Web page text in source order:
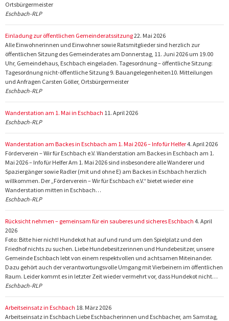
Ortsbürgermeister
Eschbach-RLP
Einladung zur öffentlichen Gemeinderatssitzung22. Mai 2026
Alle Einwohnerinnen und Einwohner sowie Ratsmitglieder sind herzlich zur
öffentlichen Sitzung des Gemeinderates am Donnerstag, 11. Juni 2026 um 19.00
Uhr, Gemeindehaus, Eschbach eingeladen. Tagesordnung – öffentliche Sitzung:
Tagesordnung nicht-öffentliche Sitzung 9. Bauangelegenheiten10. Mitteilungen
und Anfragen Carsten Göller, Ortsbürgermeister
Eschbach-RLP
Wanderstation am 1. Mai in Eschbach 11. April 2026
Eschbach-RLP
Wanderstation am Backes in Eschbach am 1. Mai 2026 – Info für Helfer4. April 2026
Förderverein – Wir für Eschbach e.V. Wanderstation am Backes in Eschbach am 1.
Mai 2026 – Info für Helfer Am 1. Mai 2026 sind insbesondere alle Wanderer und
Spaziergänger sowie Radler (mit und ohne E) am Backes in Eschbach herzlich
willkommen. Der „Förderverein – Wir für Eschbach e.V.“ bietet wieder eine
Wanderstation mitten in Eschbach…
Eschbach-RLP
Rücksicht nehmen – gemeinsam für ein sauberes und sicheres Eschbach 4. April
2026
Foto: Bitte hier nicht! Hundekot hat auf und rund um den Spielplatz und den
Friedhof nichts zu suchen. Liebe Hundebesitzerinnen und Hundebesitzer, unsere
Gemeinde Eschbach lebt von einem respektvollen und achtsamen Miteinander.
Dazu gehört auch der verantwortungsvolle Umgang mit Vierbeinern im öffentlichen
Raum. Leider kommt es in letzter Zeit wieder vermehrt vor, dass Hundekot nicht…
Eschbach-RLP
Arbeitseinsatz in Eschbach 18. März 2026
Arbeitseinsatz in Eschbach Liebe Eschbacherinnen und Eschbacher, am Samstag,